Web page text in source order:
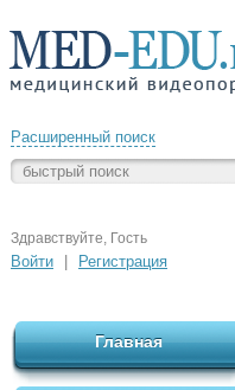
Расширенный поиск
Здравствуйте, Гость
Войти Регистрация
Главная